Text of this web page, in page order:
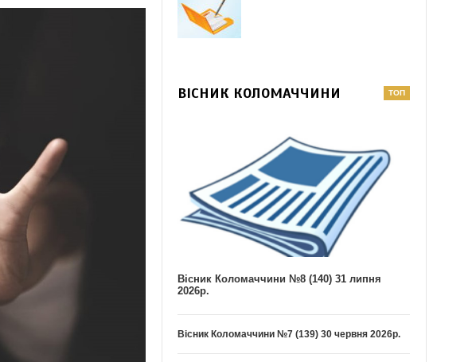
ВІСНИК КОЛОМАЧЧИНИ
Вісник Коломаччини №8 (140) 31 липня
2026р.
Вісник Коломаччини №7 (139) 30 червня 2026р.